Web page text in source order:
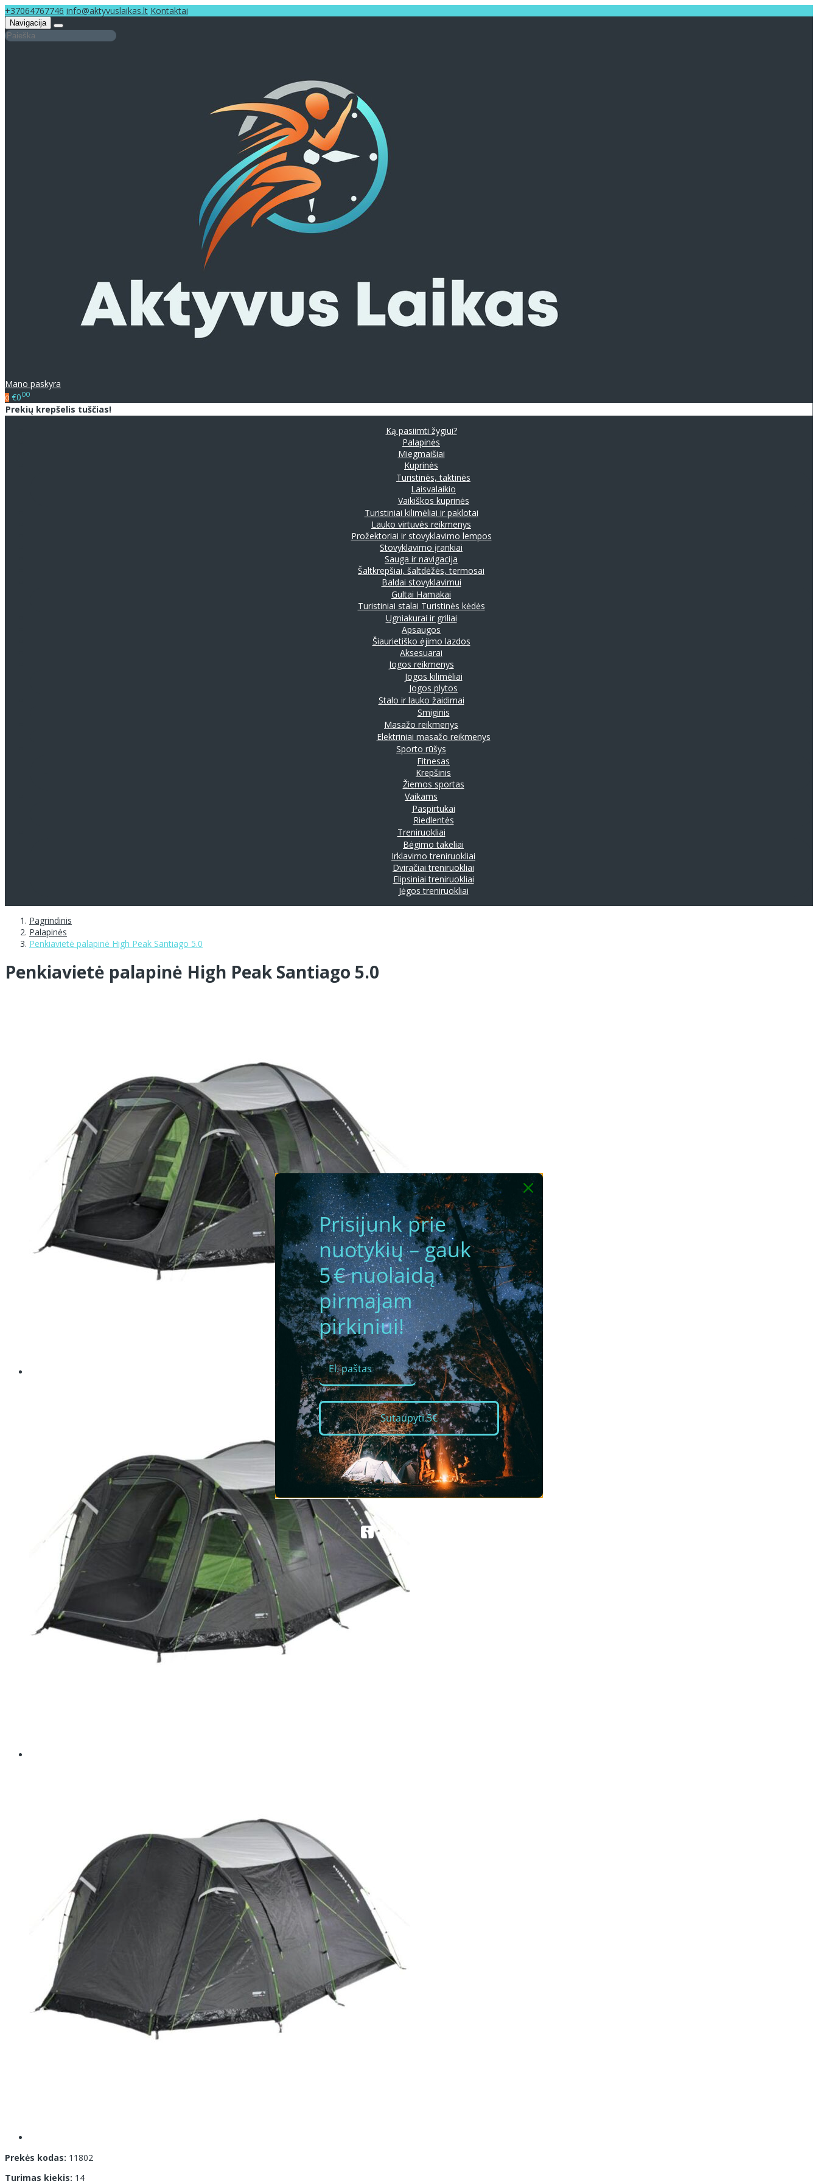
+37064767746 info@aktyvuslaikas.lt Kontaktai
Navigacija
Mano paskyra
0 €000
Prekių krepšelis tuščias!
Ką pasiimti žygiui?
Palapinės
Miegmaišiai
Kuprinės
Turistinės, taktinės
Laisvalaikio
Vaikiškos kuprinės
Turistiniai kilimėliai ir paklotai
Lauko virtuvės reikmenys
Prožektoriai ir stovyklavimo lempos
Stovyklavimo įrankiai
Sauga ir navigacija
Šaltkrepšiai, šaltdėžės, termosai
Baldai stovyklavimui
Gultai Hamakai
Turistiniai stalai Turistinės kėdės
Ugniakurai ir griliai
Apsaugos
Šiaurietiško ėjimo lazdos
Aksesuarai
Jogos reikmenys
Jogos kilimėliai
Jogos plytos
Stalo ir lauko žaidimai
Smiginis
Masažo reikmenys
Elektriniai masažo reikmenys
Sporto rūšys
Fitnesas
Krepšinis
Žiemos sportas
Vaikams
Paspirtukai
Riedlentės
Treniruokliai
Bėgimo takeliai
Irklavimo treniruokliai
Dviračiai treniruokliai
Elipsiniai treniruokliai
Jėgos treniruokliai
Pagrindinis
Palapinės
Penkiavietė palapinė High Peak Santiago 5.0
Penkiavietė palapinė High Peak Santiago 5.0
Prekės kodas: 11802
Turimas kiekis: 14
Prisijunk prie
nuotykių – gauk
5 € nuolaidą
pirmajam
pirkiniui!
Sutaupyti 5€